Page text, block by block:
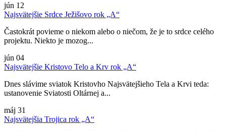
jún 12
Najsvätejšie Srdce Ježišovo rok „A“
Častokrát povieme o niekom alebo o niečom, že je to srdce celého
projektu. Niekto je mozog...
jún 04
Najsvätejšie Kristovo Telo a Krv rok „A“
Dnes slávime sviatok Kristovho Najsvätejšieho Tela a Krvi teda:
ustanovenie Sviatosti Oltárnej a...
máj 31
Najsvätejšia Trojica rok „A“